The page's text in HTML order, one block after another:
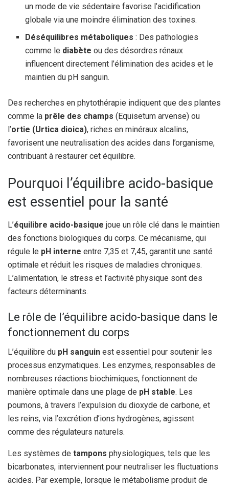
un mode de vie sédentaire favorise l’acidification
globale via une moindre élimination des toxines.
Déséquilibres métaboliques : Des pathologies
comme le diabète ou des désordres rénaux
influencent directement l’élimination des acides et le
maintien du pH sanguin.
Des recherches en phytothérapie indiquent que des plantes
comme la prêle des champs (Equisetum arvense) ou
l’ortie (Urtica dioica), riches en minéraux alcalins,
favorisent une neutralisation des acides dans l’organisme,
contribuant à restaurer cet équilibre.
Pourquoi l’équilibre acido-basique
est essentiel pour la santé
L’équilibre acido-basique joue un rôle clé dans le maintien
des fonctions biologiques du corps. Ce mécanisme, qui
régule le pH interne entre 7,35 et 7,45, garantit une santé
optimale et réduit les risques de maladies chroniques.
L’alimentation, le stress et l’activité physique sont des
facteurs déterminants.
Le rôle de l’équilibre acido-basique dans le
fonctionnement du corps
L’équilibre du pH sanguin est essentiel pour soutenir les
processus enzymatiques. Les enzymes, responsables de
nombreuses réactions biochimiques, fonctionnent de
manière optimale dans une plage de pH stable. Les
poumons, à travers l’expulsion du dioxyde de carbone, et
les reins, via l’excrétion d’ions hydrogènes, agissent
comme des régulateurs naturels.
Les systèmes de tampons physiologiques, tels que les
bicarbonates, interviennent pour neutraliser les fluctuations
acides. Par exemple, lorsque le métabolisme produit de